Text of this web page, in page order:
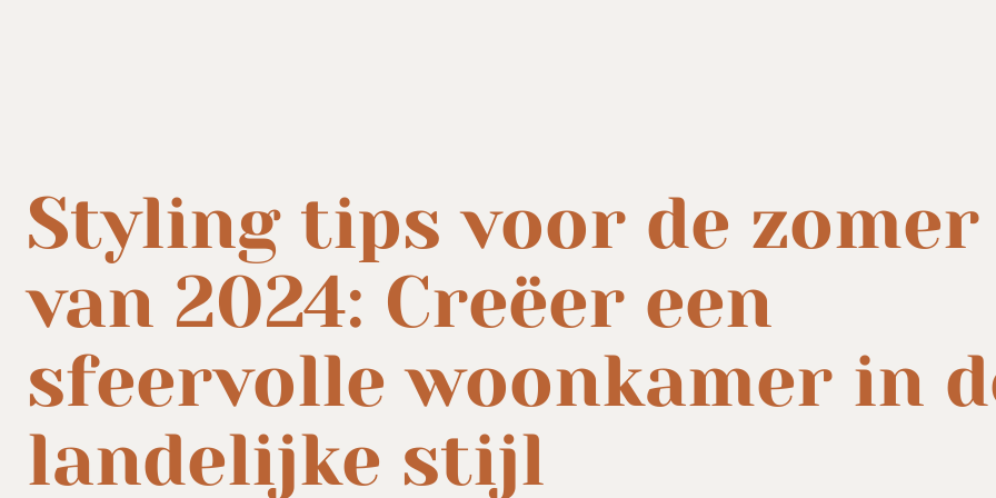
Styling tips voor de zomer
van 2024: Creëer een
sfeervolle woonkamer in
landelijke stijl